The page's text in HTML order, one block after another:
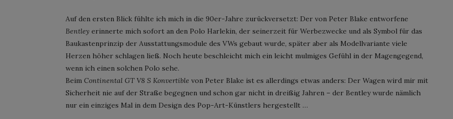
Auf den ersten Blick fühlte ich mich in die 90er-Jahre zurückversetzt: Der von Peter Blake entworfene
Bentley erinnerte mich sofort an den Polo Harlekin, der seinerzeit für Werbezwecke und als Symbol für das
Baukastenprinzip der Ausstattungsmodule des VWs gebaut wurde, später aber als Modellvariante viele
Herzen höher schlagen ließ. Noch heute beschleicht mich ein leicht mulmiges Gefühl in der Magengegend,
wenn ich einen solchen Polo sehe.
Beim Continental GT V8 S Konvertible von Peter Blake ist es allerdings etwas anders: Der Wagen wird mir mit
Sicherheit nie auf der Straße begegnen und schon gar nicht in dreißig Jahren – der Bentley wurde nämlich
nur ein einziges Mal in dem Design des Pop-Art-Künstlers hergestellt …